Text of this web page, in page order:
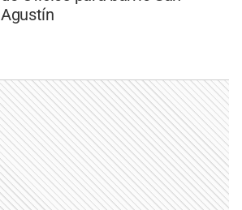
Agustín